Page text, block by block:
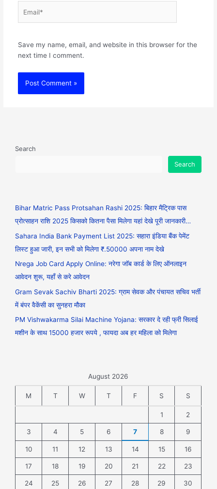
Save my name, email, and website in this browser for the
next time I comment.
Search
Search
Bihar Matric Pass Protsahan Rashi 2025: बिहार मैट्रिक पास
प्रोत्साहन राशि 2025 किसको कितना पैसा मिलेगा यहां देखे पूरी जानकारी…
Sahara India Bank Payment List 2025: सहारा इंडिया बैंक पेमेंट
लिस्ट हुआ जारी, इन सभी को मिलेगा ₹.50000 अपना नाम देखे
Nrega Job Card Apply Online: नरेगा जॉब कार्ड के लिए ऑनलाइन
आवेदन शुरू, यहाँ से करे आवेदन
Gram Sevak Sachiv Bharti 2025: ग्राम सेवक और पंचायत सचिव भर्ती
में बंपर वैकेंसी का सुनहरा मौका
PM Vishwakarma Silai Machine Yojana: सरकार दे रही फ्री सिलाई
मशीन के साथ 15000 हजार रूपये , फायदा अब हर महिला को मिलेगा
August 2026
M T W T F S S
1 2
3 4 5 6 7 8 9
10 11 12 13 14 15 16
17 18 19 20 21 22 23
24 25 26 27 28 29 30